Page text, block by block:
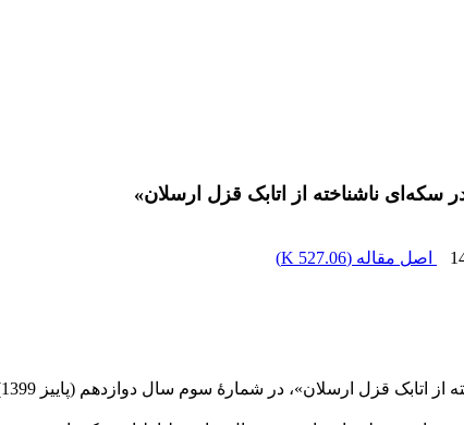
سکه‌ای ناشناخته از اتابک قزل ارسلان»
اصل مقاله (527.06 K
)